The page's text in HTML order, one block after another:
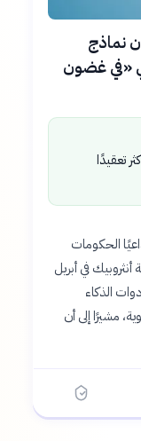
في 24 يونيو 2026، من أن نماذج
«في غضون
تعقيدًا
الحكومات
في أبريل
الذكاء
مشيرًا إلى أن